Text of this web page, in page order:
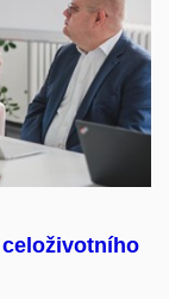
celoživotního